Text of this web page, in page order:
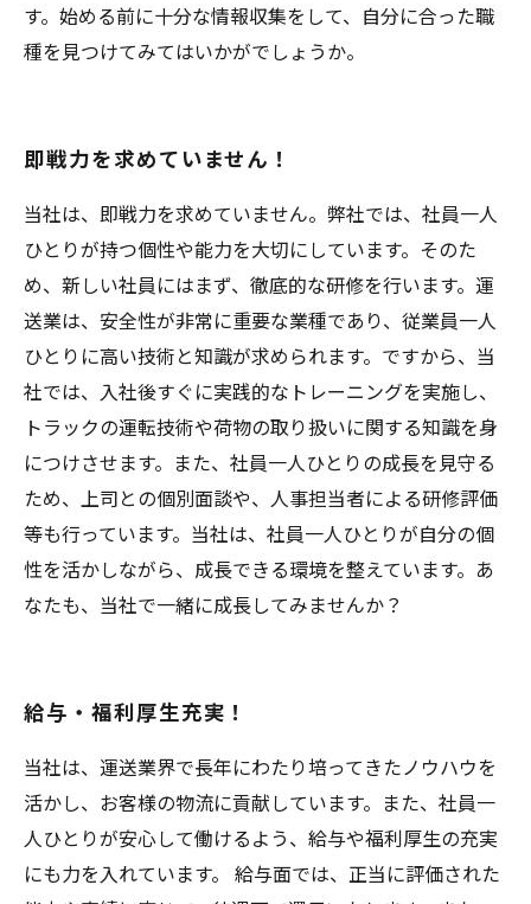
す。始める前に十分な情報収集をして、自分に合った職
種を見つけてみてはいかがでしょうか。
即戦力を求めていません！
当社は、即戦力を求めていません。弊社では、社員一人
ひとりが持つ個性や能力を大切にしています。そのた
め、新しい社員にはまず、徹底的な研修を行います。運
送業は、安全性が非常に重要な業種であり、従業員一人
ひとりに高い技術と知識が求められます。ですから、当
社では、入社後すぐに実践的なトレーニングを実施し、
トラックの運転技術や荷物の取り扱いに関する知識を身
につけさせます。また、社員一人ひとりの成長を見守る
ため、上司との個別面談や、人事担当者による研修評価
等も行っています。当社は、社員一人ひとりが自分の個
性を活かしながら、成長できる環境を整えています。あ
なたも、当社で一緒に成長してみませんか？
給与・福利厚生充実！
当社は、運送業界で長年にわたり培ってきたノウハウを
活かし、お客様の物流に貢献しています。また、社員一
人ひとりが安心して働けるよう、給与や福利厚生の充実
にも力を入れています。 給与面では、正当に評価された